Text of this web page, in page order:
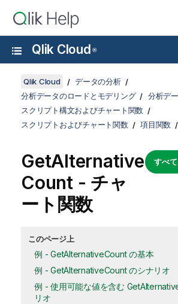
Qlik Cloud ®
Qlik Cloud
データの分析
分析データのロードとモデリング
分析デ
スクリプト構文およびチャート関数
スクリプトおよびチャート関数
項目関数
すべ
GetAlternative
Count- チャ
ート関数
このページ上
例 - GetAlternativeCount の基本
例 - GetAlternativeCount のシナリオ
例 - 使用可能な値を含む
リオ